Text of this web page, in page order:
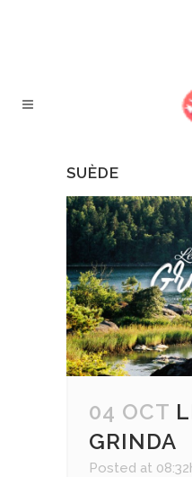
SUÈDE
04 OCT
GRINDA
Posted at